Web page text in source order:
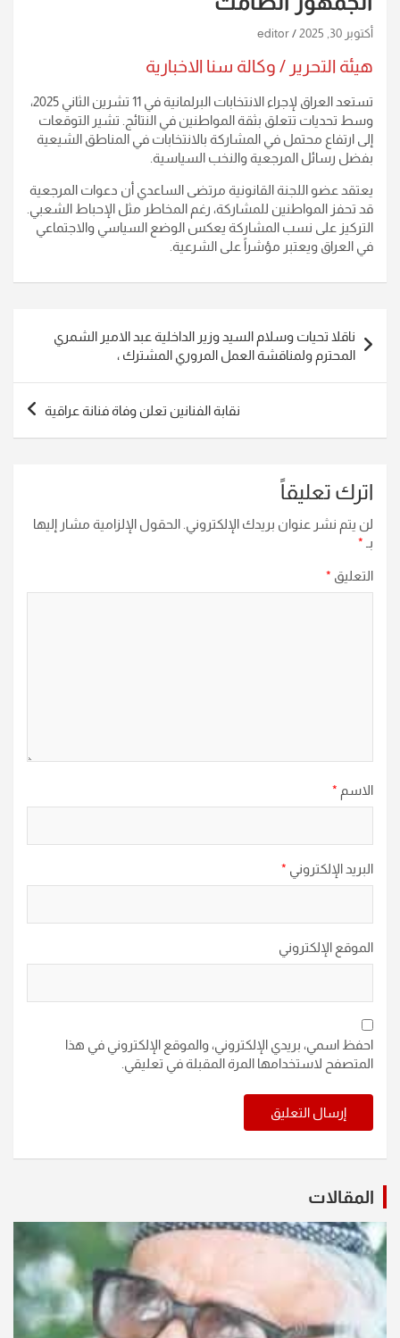
أكتوبر 30, 2025 editor
هيئة التحرير / وكالة سنا الاخبارية
تستعد العراق لإجراء الانتخابات البرلمانية في 11 تشرين الثاني 2025،
وسط تحديات تتعلق بثقة المواطنين في النتائج. تشير التوقعات
إلى ارتفاع محتمل في المشاركة بالانتخابات في المناطق الشيعية
بفضل رسائل المرجعية والنخب السياسية.
يعتقد عضو اللجنة القانونية مرتضى الساعدي أن دعوات المرجعية
قد تحفز المواطنين للمشاركة، رغم المخاطر مثل الإحباط الشعبي.
التركيز على نسب المشاركة يعكس الوضع السياسي والاجتماعي
في العراق ويعتبر مؤشراً على الشرعية.
المقالات
ناقلا تحيات وسلام السيد وزير الداخلية عبد الامير الشمري
المحترم ولمناقشة العمل المروري المشترك ،
نقابة الفنانين تعلن وفاة فنانة عراقية
اترك تعليقاً
لن يتم نشر عنوان بريدك الإلكتروني. الحقول الإلزامية مشار إليها
بـ *
التعليق *
الاسم *
البريد الإلكتروني *
الموقع الإلكتروني
احفظ اسمي، بريدي الإلكتروني، والموقع الإلكتروني في هذا
المتصفح لاستخدامها المرة المقبلة في تعليقي.
المقالات